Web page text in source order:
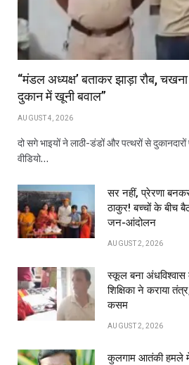
“मंडल अध्यक्ष’ बताकर झाड़ा रौब,
दुकान में खूनी बवाल”
AUGUST 4, 2026
दो सगे भाइयों ने लाठी-डंडों और पत्थरों से
वीडियो…
सर नहीं, प्रेरणा
ठाकुर! बच्चों के बीच
जन-आंदोलन
AUGUST 2, 2026
स्कूल बना
शिक्षिका ने कराया
कसम
AUGUST 2, 2026
कुलगाम आतंकी हमले